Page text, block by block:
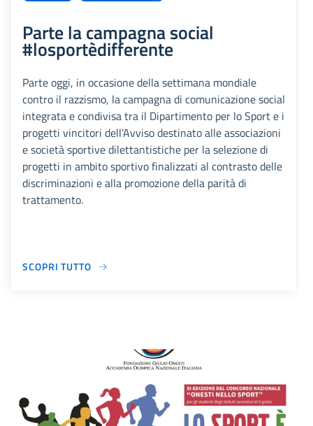
Parte la campagna social
#losportèdifferente
Parte oggi, in occasione della settimana mondiale
contro il razzismo, la campagna di comunicazione social
integrata e condivisa tra il Dipartimento per lo Sport e i
progetti vincitori dell’Avviso destinato alle associazioni
e società sportive dilettantistiche per la selezione di
progetti in ambito sportivo finalizzati al contrasto delle
discriminazioni e alla promozione della parità di
trattamento.
SCOPRI TUTTO